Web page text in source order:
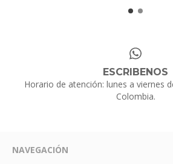
ESCRIBENOS
Horario de atención: lunes a viernes
Colombia.
NAVEGACIÓN